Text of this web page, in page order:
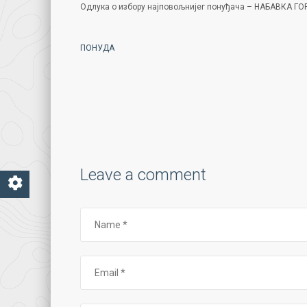
Одлука о избору најповољнијег понуђача – НАБАВКА
ПОНУДА
Leave a comment